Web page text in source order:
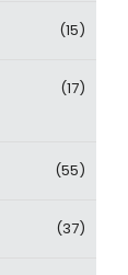
(15)
(17)
(55)
(37)